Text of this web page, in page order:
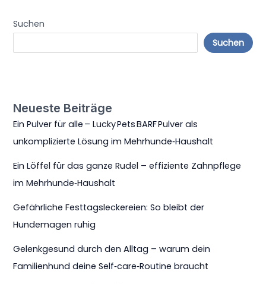
Suchen
Suchen
Neueste Beiträge
Ein Pulver für alle – Lucky Pets BARF Pulver als
unkomplizierte Lösung im Mehrhunde‑Haushalt
Ein Löffel für das ganze Rudel – effiziente Zahnpflege
im Mehrhunde‑Haushalt
Gefährliche Festtagsleckereien: So bleibt der
Hundemagen ruhig
Gelenkgesund durch den Alltag – warum dein
Familienhund deine Self‑care‑Routine braucht